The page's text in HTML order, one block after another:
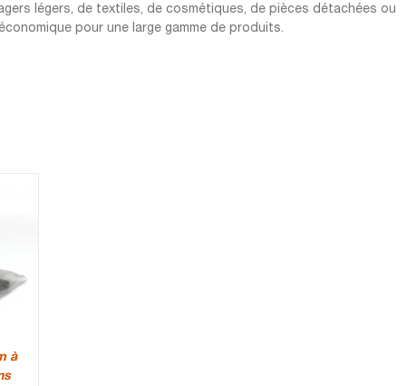
légers, de textiles, de cosmétiques, de pièces détachées ou
pour une large gamme de produits.
à